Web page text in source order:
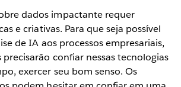
dados impactante requer
e criativas. Para que seja possível
de IA aos processos empresariais,
confiar nessas tecnologias
exercer seu bom senso. Os